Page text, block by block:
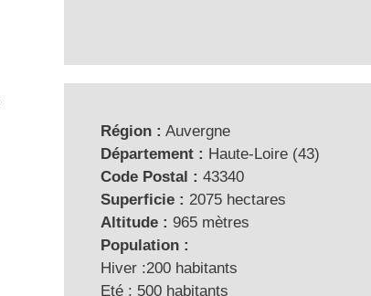
Région : Auvergne
Département : Haute-Loire (43)
Code Postal : 43340
Superficie : 2075 hectares
Altitude : 965 mètres
Population :
Hiver :200 habitants
Eté : 500 habitants